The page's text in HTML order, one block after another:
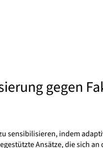
gegen
sensibilisieren, indem
Ansätze, die sich